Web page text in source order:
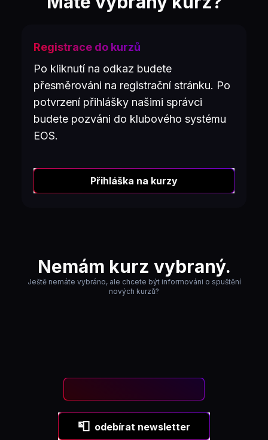
Registrace do kurzů
Po kliknutí na odkaz budete
přesměrováni na registrační stránku. Po
potvrzení přihlášky našimi správci
budete pozváni do klubového systému
EOS.
Přihláška na kurzy
Nemám kurz vybraný.
Ještě nemáte vybráno, ale chcete být informováni o spuštění
nových kurzů?
📮 odebírat newsletter